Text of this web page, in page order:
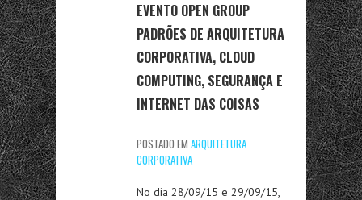
EVENTO OPEN GROUP
PADRÕES DE ARQUITETURA
CORPORATIVA, CLOUD
COMPUTING, SEGURANÇA E
INTERNET DAS COISAS
POSTADO EM ARQUITETURA
CORPORATIVA
No dia 28/09/15 e 29/09/15,